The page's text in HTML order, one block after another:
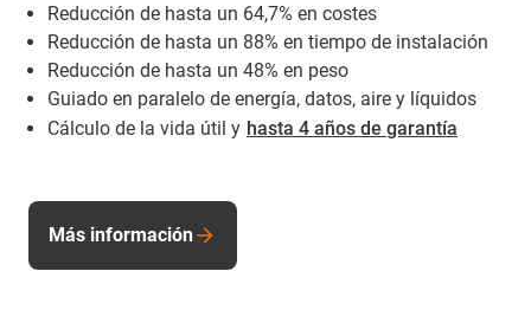
Reducción de hasta un 64,7% en costes
Reducción de hasta un 88% en tiempo de instalación
Reducción de hasta un 48% en peso
Guiado en paralelo de energía, datos, aire y líquidos
Cálculo de la vida útil y hasta 4 años de garantía
Más información